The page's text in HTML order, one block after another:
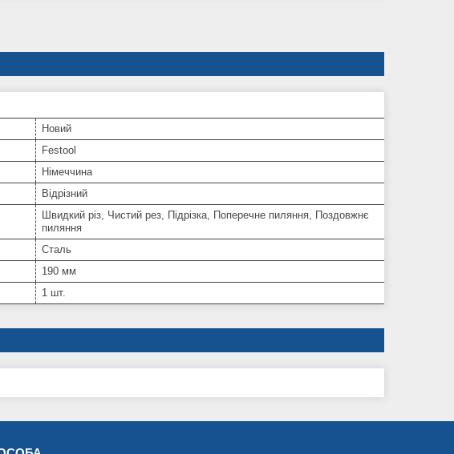
Новий
Festool
Німеччина
Відрізний
Швидкий різ, Чистий рез, Підрізка, Поперечне пиляння, Поздовжнє
пиляння
Сталь
190 мм
1 шт.